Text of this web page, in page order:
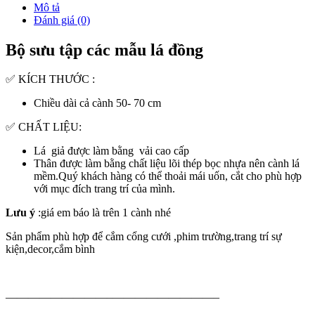
Mô tả
Đánh giá (0)
Bộ sưu tập các mẫu lá đồng
✅ KÍCH THƯỚC :
Chiều dài cả cành 50- 70 cm
✅ CHẤT LIỆU:
Lá giả được làm bằng vải cao cấp
Thân được làm bằng chất liệu lõi thép bọc nhựa nên cành lá
mềm.Quý khách hàng có thể thoải mái uốn, cắt cho phù hợp
với mục đích trang trí của mình.
Lưu ý :giá em báo là trên 1 cành nhé
Sản phẩm phù hợp để cắm cổng cưới ,phim trường,trang trí sự
kiện,decor,cắm bình
—————————–—————————–